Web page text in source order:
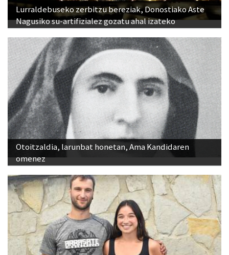
Lurraldebuseko zerbitzu bereziak, Donostiako Aste
Nagusiko su-artifizialez gozatu ahal izateko
Otoitzaldia, larunbat honetan, Ama Kandidaren
omenez